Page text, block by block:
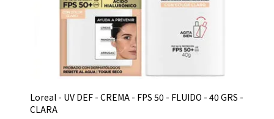
Loreal - UV DEF - CREMA - FPS 50 - FLUIDO - 40 GRS -
CLARA